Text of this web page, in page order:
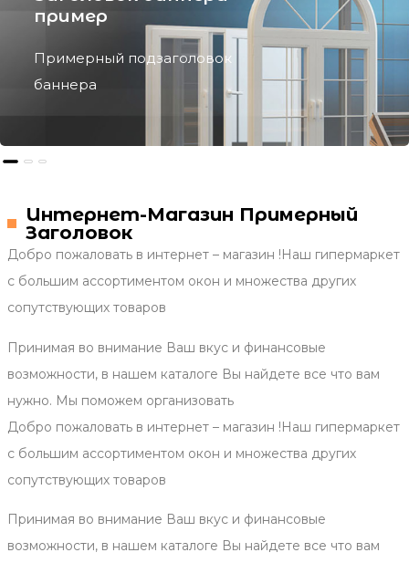
Заголовок баннера
баннера
Интернет-Магазин Примерный
Заголовок
Добро пожаловать в интернет – магазин !Наш гипермаркет
с большим ассортиментом окон и множества других
сопутствующих товаров
Принимая во внимание Ваш вкус и финансовые
возможности, в нашем каталоге Вы найдете все что вам
нужно. Мы поможем организовать
Добро пожаловать в интернет – магазин !Наш гипермаркет
с большим ассортиментом окон и множества других
сопутствующих товаров
Принимая во внимание Ваш вкус и финансовые
возможности, в нашем каталоге Вы найдете все что вам